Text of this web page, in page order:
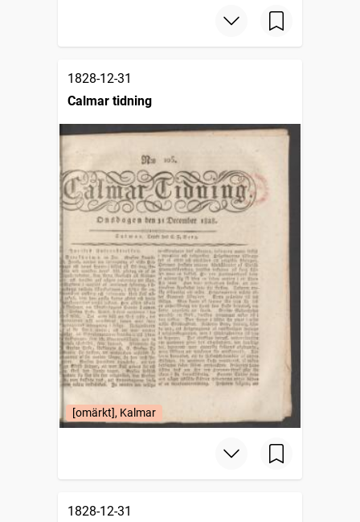
1828-12-31
Calmar tidning
[omärkt], Kalmar
1828-12-31